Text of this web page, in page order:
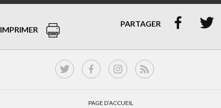
PARTAGER  
IMPRIMER
PAGE D’ACCUEIL